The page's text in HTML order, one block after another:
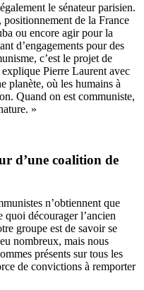
le sénateur parisien.
positionnement de la France
ou encore agir pour la
d’engagements pour des
c’est le projet de
Pierre Laurent avec
planète, où les humains à
Quand on est communiste,
»
d’une coalition de
n’obtiennent que
quoi décourager l’ancien
groupe est de savoir se
nombreux, mais nous
présents sur tous les
de convictions à remporter